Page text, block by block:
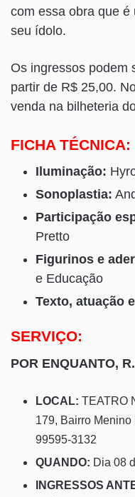
com essa obra que
seu ídolo.
Os ingressos podem
partir de R$ 25,00.
venda na bilheteria
FICHA TÉCNICA:
Iluminação:
Sonoplastia:
Participação
Pretto
Figurinos e
e Educação
Texto, atuação
SERVIÇO:
POR ENQUANTO,
LOCAL: TEATRO
179, Bairro
99595-3132
QUANDO: Dia 08
INGRESSOS